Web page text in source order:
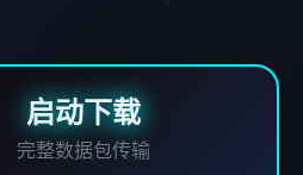
启动下载
完整数据包传输